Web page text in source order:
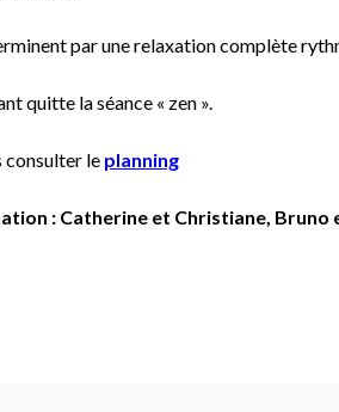
par une relaxation complète
quitte la séance « zen ».
consulter le planning
: Catherine et Christiane,